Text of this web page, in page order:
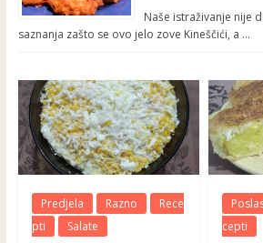
Naše istraživanje nije
saznanja zašto se ovo jelo zove Kineščići, a …
Predjela Razno
Rece
pti
Salate
cepti